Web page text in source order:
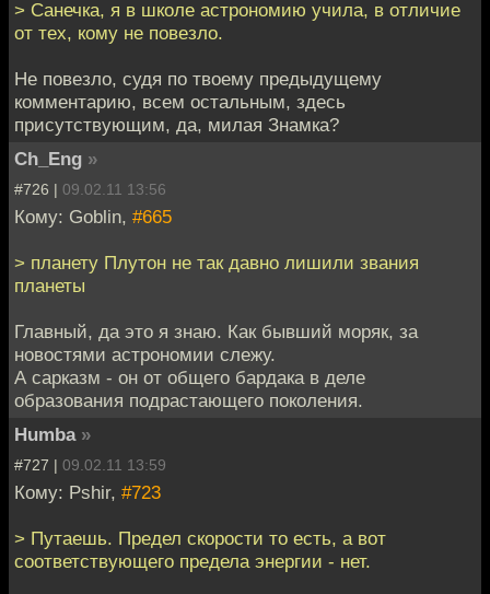
> Санечка, я в школе астрономию учила, в отличие
от тех, кому не повезло.
Не повезло, судя по твоему предыдущему
комментарию, всем остальным, здесь
присутствующим, да, милая Знамка?
Ch_Eng »
#726 | 09.02.11 13:56
Кому: Goblin, #665
> планету Плутон не так давно лишили звания
планеты
Главный, да это я знаю. Как бывший моряк, за
новостями астрономии слежу.
А сарказм - он от общего бардака в деле
образования подрастающего поколения.
Humba »
#727 | 09.02.11 13:59
Кому: Pshir, #723
> Путаешь. Предел скорости то есть, а вот
соответствующего предела энергии - нет.